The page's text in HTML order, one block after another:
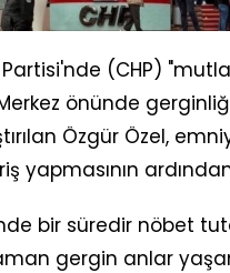
(CHP)
önünde
Özgür Özel,
yapmasının
bir süredir nöbet
gergin anlar